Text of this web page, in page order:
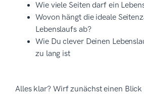
Wie viele Seiten darf ein
Wovon hängt die ideale
Lebenslaufs ab?
Wie Du clever Deinen
zu lang ist
Alles klar? Wirf zunächst einen Blick